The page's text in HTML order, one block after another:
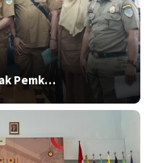
Pemk…